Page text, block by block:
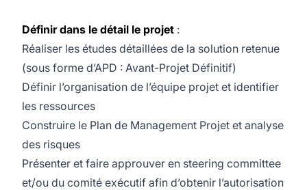
Définir dans le détail le projet :
Réaliser les études détaillées de la solution retenue
(sous forme d’APD : Avant-Projet Définitif)
Définir l’organisation de l’équipe projet et identifier
les ressources
Construire le Plan de Management Projet et analyse
des risques
Présenter et faire approuver en steering committee
et/ou du comité exécutif afin d’obtenir l’autorisation